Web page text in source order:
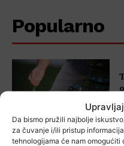
Da bismo pružili najbolje
za čuvanje i/ili pristup
tehnologijama će nam omogućiti
Popularno